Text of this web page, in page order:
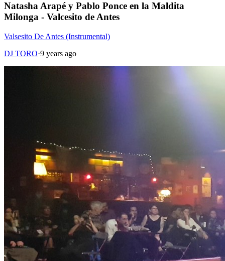
Natasha Arapé y Pablo Ponce en la Maldita
Milonga - Valcesito de Antes
Valsesito De Antes (Instrumental)
DJ TORO·9 years ago